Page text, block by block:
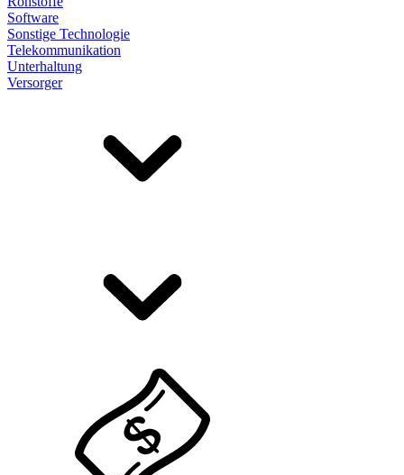
Software
Sonstige Technologie
Telekommunikation
Unterhaltung
Versorger